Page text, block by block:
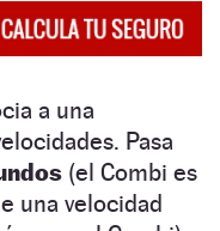
a una
Pasa
(el Combi es
una velocidad